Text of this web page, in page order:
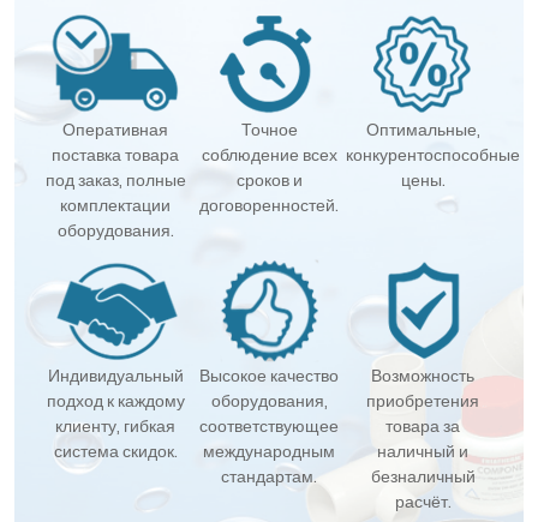
Оперативная
поставка товара
под заказ, полные
комплектации
оборудования.
Точное
соблюдение всех
сроков и
договоренностей.
Оптимальные,
конкурентоспособные
цены.
Индивидуальный
подход к каждому
клиенту, гибкая
система скидок.
Высокое качество
оборудования,
соответствующее
международным
стандартам.
Возможность
приобретения
товара за
наличный и
безналичный
расчёт.